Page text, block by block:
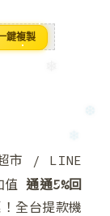
鍵複製
市 / LINE
值通通5%回
全台提款機
❄